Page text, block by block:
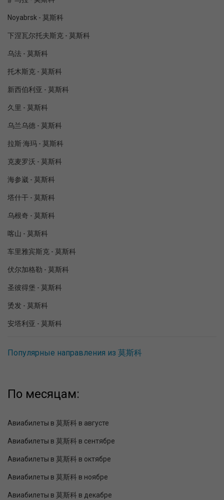
Noyabrsk - 莫斯科
下涅瓦尔托夫斯克 - 莫斯科
乌法 - 莫斯科
托木斯克 - 莫斯科
新西伯利亚 - 莫斯科
久里 - 莫斯科
乌兰乌德 - 莫斯科
拉斯·海玛 - 莫斯科
克麦罗沃 - 莫斯科
海参崴 - 莫斯科
塔什干 - 莫斯科
乌根奇 - 莫斯科
喀山 - 莫斯科
车里雅宾斯克 - 莫斯科
伏尔加格勒 - 莫斯科
圣彼得堡 - 莫斯科
烫发 - 莫斯科
安塔利亚 - 莫斯科
Популярные направления из 莫斯科
По месяцам:
Авиабилеты в 莫斯科 в августе
Авиабилеты в 莫斯科 в сентябре
Авиабилеты в 莫斯科 в октябре
Авиабилеты в 莫斯科 в ноябре
Авиабилеты в 莫斯科 в декабре